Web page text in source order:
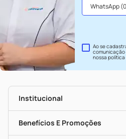
Ao se
comunicação
nossapolítica
Institucional
História
Nossas Lojas
Benefícios E Promoções